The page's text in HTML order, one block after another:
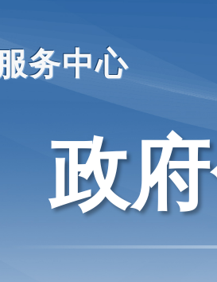
务中心
政